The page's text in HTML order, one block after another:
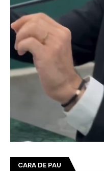
CARA DE PAU